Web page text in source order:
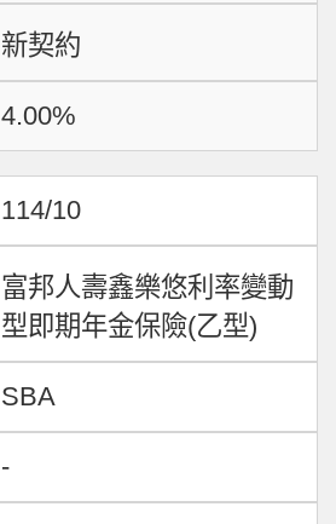
新契約
4.00%
114/10
富邦人壽鑫樂悠利率變動
型即期年金保險(乙型)
SBA
-